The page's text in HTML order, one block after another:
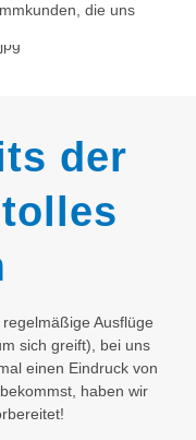
die uns
der
Ausflüge
sich greift), bei uns
einen Eindruck von
haben wir